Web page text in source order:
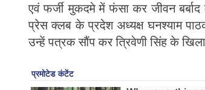
एवं फर्जी मुकदमे में फंसा कर जीवन
प्रेस क्लब के प्रदेश अध्यक्ष घनश्याम
उन्हें पत्रक सौंप कर त्रिवेणी सिंह के